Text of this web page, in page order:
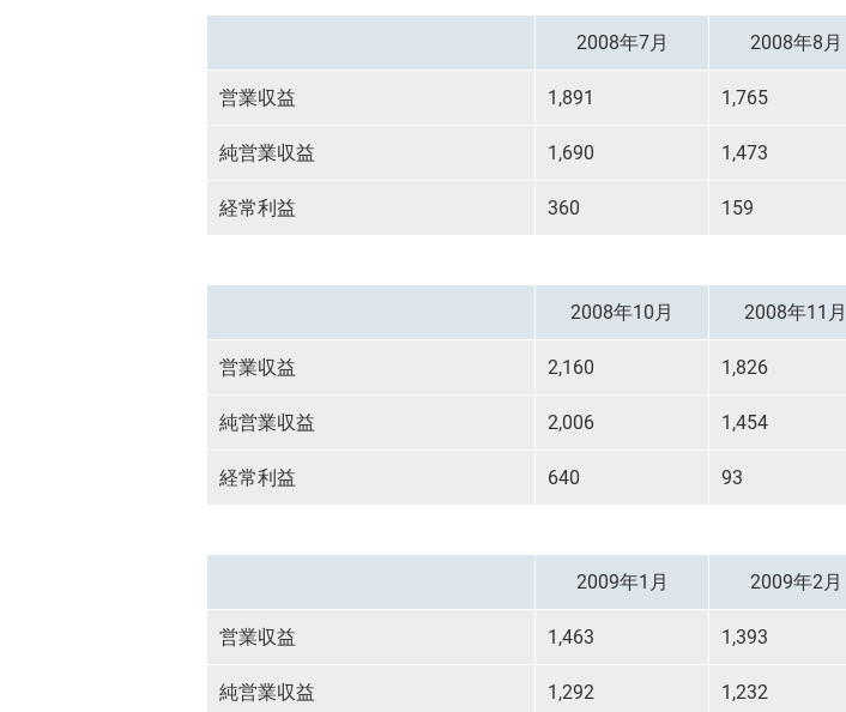
2008年7月 2008年8月
営業収益 1,891 1,765
純営業収益 1,690 1,473
経常利益 360 159
2008年10月 2008年11月
営業収益 2,160 1,826
純営業収益 2,006 1,454
経常利益 640 93
2009年1月 2009年2月
営業収益 1,463 1,393
純営業収益 1,292 1,232